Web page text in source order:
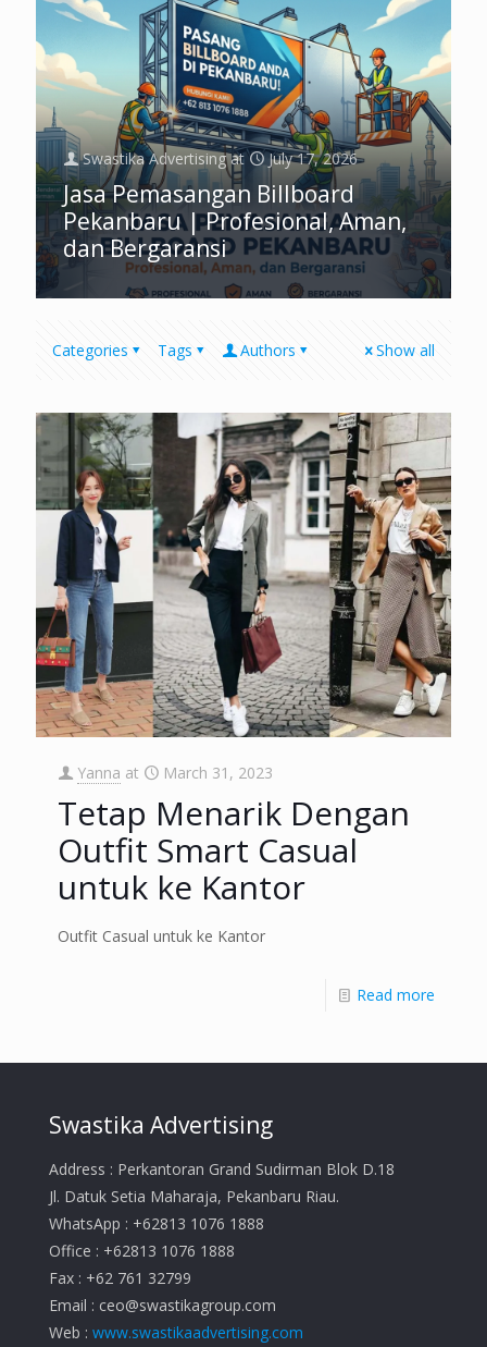
Swastika Advertising at July 17, 2026
Jasa Pemasangan Billboard
Pekanbaru | Profesional, Aman,
dan Bergaransi
Categories Tags Authors Show all
Yanna at March 31, 2023
Tetap Menarik Dengan
Outfit Smart Casual
untuk ke Kantor
Outfit Casual untuk ke Kantor
Read more
Swastika Advertising
Address : Perkantoran Grand Sudirman Blok D.18
Jl. Datuk Setia Maharaja, Pekanbaru Riau.
WhatsApp : +62813 1076 1888
Office : +62813 1076 1888
Fax : +62 761 32799
Email : ceo@swastikagroup.com
Web : www.swastikaadvertising.com